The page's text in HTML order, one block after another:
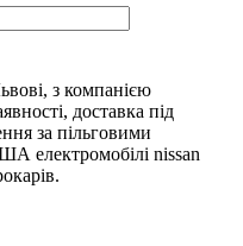
з компанією
доставка під
за пільговими
електромобілі nissan